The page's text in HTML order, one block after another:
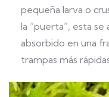
pequeña larva o
la “puerta”, esta
absorbido en una
trampas más